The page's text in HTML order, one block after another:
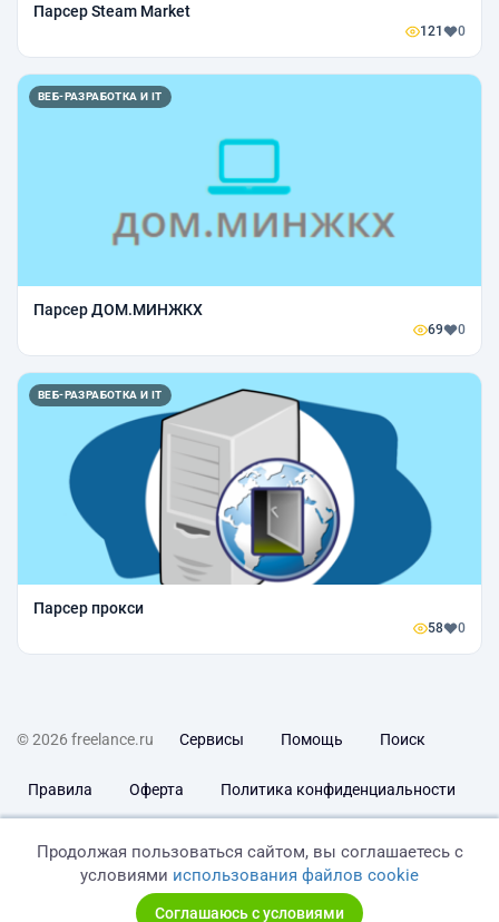
Парсер Steam Market
121 0
ВЕБ-РАЗРАБОТКА И IT
Парсер ДОМ.МИНЖКХ
69 0
ВЕБ-РАЗРАБОТКА И IT
Парсер прокси
58 0
© 2026 freelance.ru Сервисы Помощь Поиск
Правила Оферта Политика конфиденциальности
Продолжая пользоваться сайтом, вы соглашаетесь с
условиями использования файлов cookie
Соглашаюсь с условиями